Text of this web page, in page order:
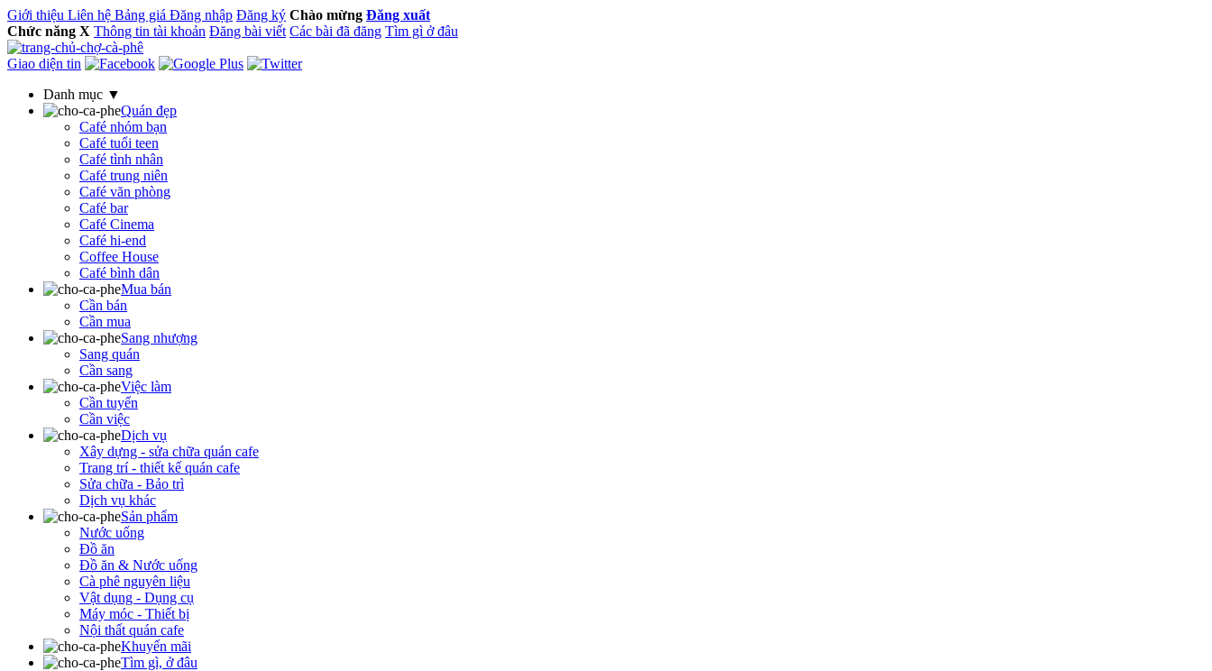
Giới thiệu Liên hệ Bảng giá Đăng nhập Đăng ký Chào mừng Đăng xuất
Chức năng X Thông tin tài khoản Đăng bài viết Các bài đã đăng Tìm gì ở đâu
Giao diện tin
Danh mục ▼
Quán đẹp
Café nhóm bạn
Café tuổi teen
Café tình nhân
Café trung niên
Café văn phòng
Café bar
Café Cinema
Café hi-end
Coffee House
Café bình dân
Mua bán
Cần bán
Cần mua
Sang nhượng
Sang quán
Cần sang
Việc làm
Cần tuyển
Cần việc
Dịch vụ
Xây dựng - sửa chữa quán cafe
Trang trí - thiết kế quán cafe
Sửa chữa - Bảo trì
Dịch vụ khác
Sản phẩm
Nước uống
Đồ ăn
Đồ ăn & Nước uống
Cà phê nguyên liệu
Vật dụng - Dụng cụ
Máy móc - Thiết bị
Nội thất quán cafe
Khuyến mãi
Tìm gì, ở đâu